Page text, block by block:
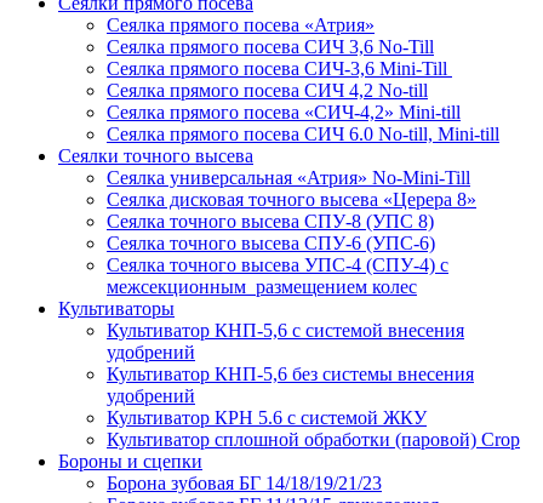
Сеялка прямого посева «Атрия»
Сеялка прямого посева СИЧ 3,6 No-Till
Сеялка прямого посева СИЧ-3,6 Mini-Till
Сеялка прямого посева СИЧ 4,2 No-till
Сеялка прямого посева «СИЧ-4,2» Mini-till
Сеялка прямого посева СИЧ 6.0 No-till, Mini-till
Сеялки точного высева
Сеялка универсальная «Атрия» No-Mini-Till
Сеялка дисковая точного высева «Церера 8»
Сеялка точного высева СПУ-8 (УПС 8)
Сеялка точного высева СПУ-6 (УПС-6)
Сеялка точного высева УПС-4 (СПУ-4) с
межсекционным размещением колес
Культиваторы
Культиватор КНП-5,6 с системой внесения
удобрений
Культиватор КНП-5,6 без системы внесения
удобрений
Культиватор КРН 5.6 с системой ЖКУ
Культиватор сплошной обработки (паровой) Crop
Бороны и сцепки
Борона зубовая БГ 14/18/19/21/23